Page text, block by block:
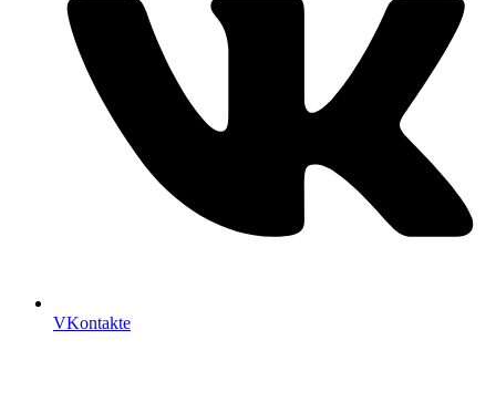
VKontakte